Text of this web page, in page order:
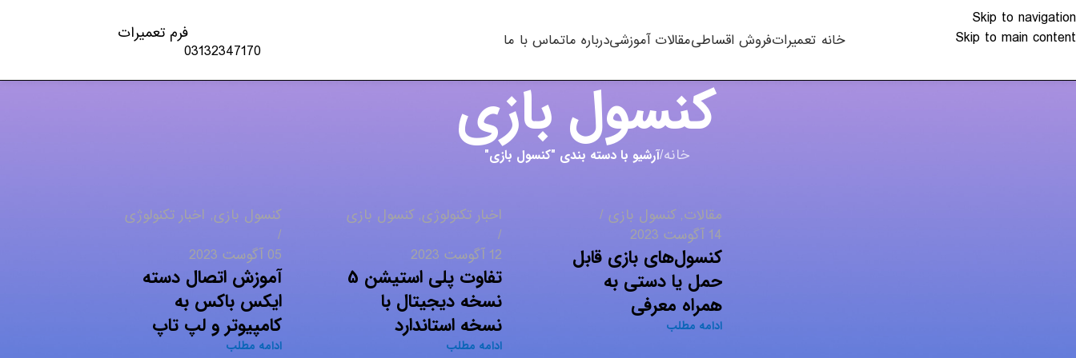
Skip to navigation
Skip to main content
خانه تعمیراتفروش اقساطیمقالات آموزشیدرباره ماتماس با ما
03132347170
فرم تعمیرات
کنسول بازی
خانه/آرشیو با دسته بندی "کنسول بازی"
مقالات,کنسول بازی
14 آگوست 2023
کنسول‌های بازی قابل
حمل یا دستی به
همراه معرفی
ادامه مطلب
اخبار تکنولوژی,کنسول بازی
12 آگوست 2023
تفاوت پلی استیشن 5
نسخه دیجیتال با
نسخه استاندارد
ادامه مطلب
کنسول بازی, اخبار تکنولوژی
05 آگوست 2023
آموزش اتصال دسته
ایکس باکس به
کامپیوتر و لپ تاپ
ادامه مطلب